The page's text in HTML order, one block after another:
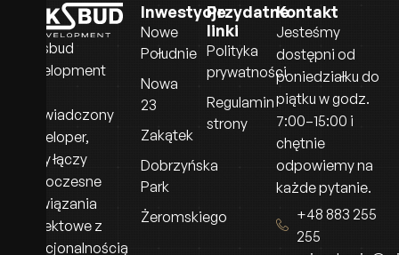
Wiksbud
Development
doświadczony
deweloper,
który łączy
nowoczesne
rozwiązania
projektowe z
funkcjonalnością
Inwestycje
Nowe
Południe
Nowa
23
Zakątek
Dobrzyńska
Park
Żeromskiego
Przydatne
linki
Polityka
prywatności
Regulamin
strony
Kontakt
Jesteśmy
dostępni od
poniedziałku do
piątku w godz.
7:00–15:00 i
chętnie
odpowiemy na
każde pytanie.
+48 883 255
255